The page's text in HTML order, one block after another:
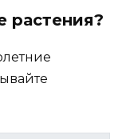
растения?